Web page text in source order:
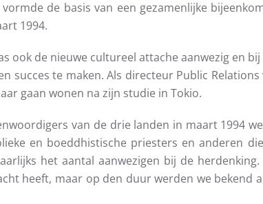
de basis van een gezamenlijke
1994.
ook de nieuwe cultureel attache aanwezig en
succes te maken. Als directeur Public
gaan wonen na zijn studie in Tokio.
van de drie landen in maart 1994
en boeddhistische priesters en anderen
het aantal aanwezigen bij de
heeft, maar op den duur werden we